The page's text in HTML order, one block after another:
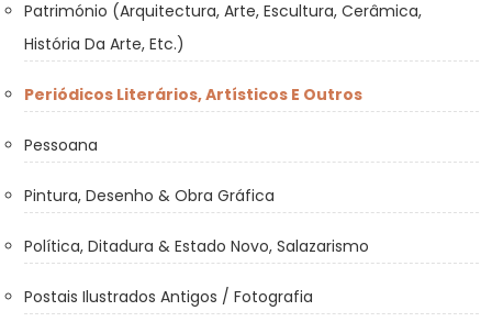
Património (Arquitectura, Arte, Escultura, Cerâmica,
História Da Arte, Etc.)
Periódicos Literários, Artísticos E Outros
Pessoana
Pintura, Desenho & Obra Gráfica
Política, Ditadura & Estado Novo, Salazarismo
Postais Ilustrados Antigos / Fotografia